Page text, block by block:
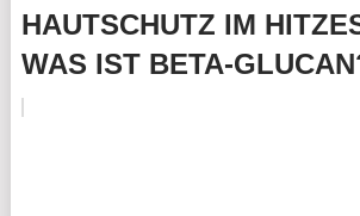
HAUTSCHUTZ IM
WAS IST BETA-